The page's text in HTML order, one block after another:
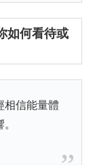
如何看待或
相信能量體